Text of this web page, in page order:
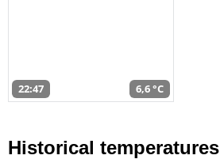
22:47 6,6 °C
Historical temperatures